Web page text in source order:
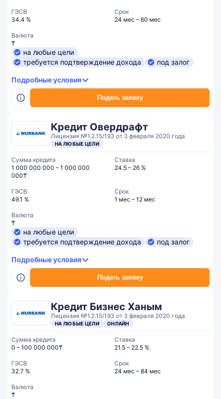
Подать заявку
ГЭСВ
34.4 %
Срок
24 мес – 60 мес
Валюта
₸
на любые цели
требуется подтверждение дохода
под залог
Подробные условия
Кредит Овердрафт
Лицензия №1.2.15/193 от 3 февраля 2020 года
НА ЛЮБЫЕ ЦЕЛИ
Подать заявку
Сумма кредита
1 000 000 000 – 1 000 000
000₸
Ставка
24.5 – 26 %
ГЭСВ
49.1 %
Срок
1 мес – 12 мес
Валюта
₸
на любые цели
требуется подтверждение дохода
под залог
Подробные условия
Кредит Бизнес Ханым
Лицензия №1.2.15/193 от 3 февраля 2020 года
НА ЛЮБЫЕ ЦЕЛИ ОНЛАЙН
Сумма кредита
0 – 100 000 000₸
Ставка
21.5 – 22.5 %
ГЭСВ
32.7 %
Срок
24 мес – 84 мес
Валюта
₸